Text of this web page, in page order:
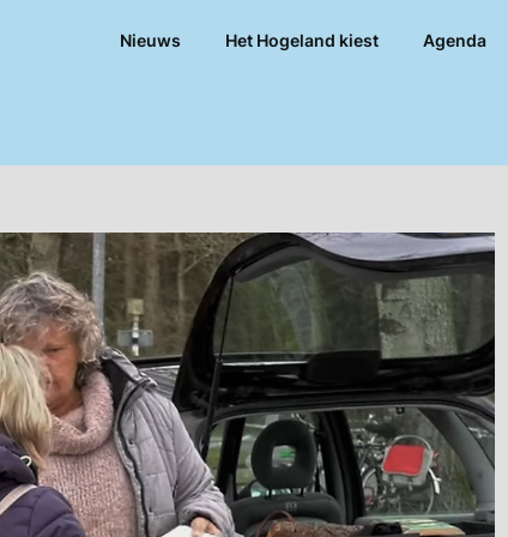
Nieuws Het Hogeland kiest Agenda